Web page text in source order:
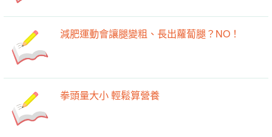
減肥運動會讓腿變粗、長出蘿蔔腿？NO！
拳頭量大小 輕鬆算營養